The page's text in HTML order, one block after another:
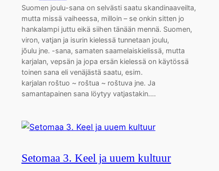
Suomen joulu-sana on selvästi saatu skandinaaveilta,
mutta missä vaiheessa, milloin – se onkin sitten jo
hankalampi juttu eikä siihen tänään mennä. Suomen,
viron, vatjan ja isurin kielessä tunnetaan joulu,
jõulu jne. -sana, samaten saamelaiskielissä, mutta
karjalan, vepsän ja jopa ersän kielessä on käytössä
toinen sana eli venäjästä saatu, esim.
karjalan roštuo ~ roštua ~ roštuva jne. Ja
samantapainen sana löytyy vatjastakin.…
Setomaa 3. Keel ja uuem kultuur